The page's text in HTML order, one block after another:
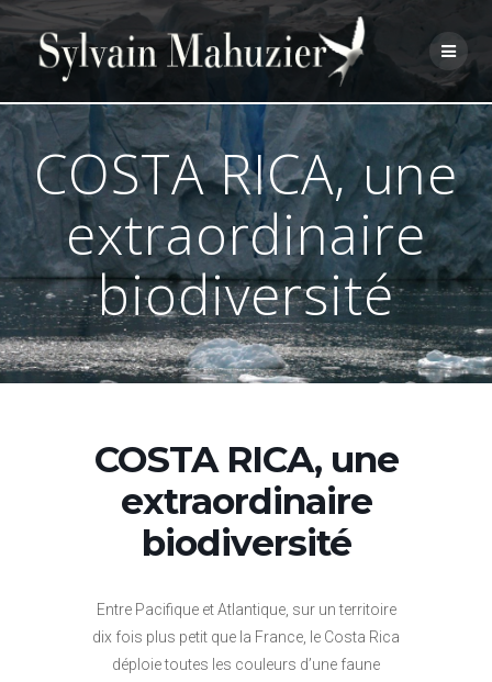
Skip
content
COSTA RICA, une
extraordinaire
biodiversité
COSTA RICA, une
extraordinaire
biodiversité
Entre Pacifique et Atlantique, sur un territoire
dix fois plus petit que la France, le Costa Rica
déploie toutes les couleurs d’une faune